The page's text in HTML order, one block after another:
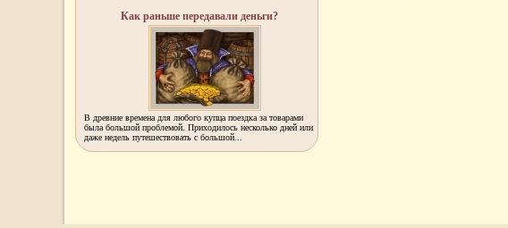
Как раньше передавали деньги?
В древние времена для любого купца поездка за товарами
была большой проблемой. Приходилось несколько дней или
даже недель путешествовать с большой...